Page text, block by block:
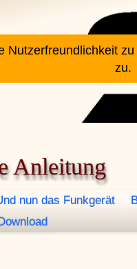
Anleitung
nun das Funkgerät
Nutzerfreundlichkeit
zu.